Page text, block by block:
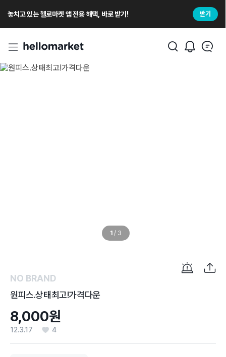
놓치고 있는 헬로마켓 앱 전용 해택, 바로 받기! 받기
1 / 3
NO BRAND
원피스.상태최고!가격다운
8,000원
12.3.17 4